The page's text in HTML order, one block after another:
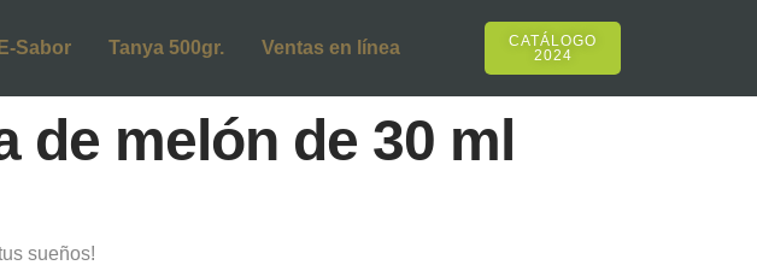
Sabor Tanya 500gr. Ventas en línea
CATÁLOGO
2024
de melón de 30 ml
sueños!